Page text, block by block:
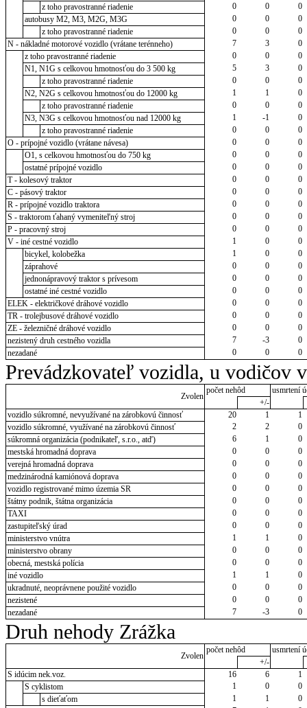
z toho pravostranné riadenie
0 0
0
autobusy M2, M3, M2G, M3G
0 0
0
z toho pravostranné riadenie
0 0
0
N - nákladné motorové vozidlo (vrátane terénneho)
7 3
0
z toho pravostranné riadenie
0 0
0
N1, N1G s celkovou hmotnosťou do 3 500 kg
5 3
0
z toho pravostranné riadenie
0 0
0
N2, N2G s celkovou hmotnosťou do 12000 kg
1 1
0
z toho pravostranné riadenie
0 0
0
N3, N3G s celkovou hmotnosťou nad 12000 kg
1 -1
0
z toho pravostranné riadenie
0 0
0
O - prípojné vozidlo (vrátane návesa)
0 0
0
O1, s celkovou hmotnosťou do 750 kg
0 0
0
ostatné prípojné vozidlo
0 0
0
T - kolesový traktor
0 0
0
C - pásový traktor
0 0
0
R - prípojné vozidlo traktora
0 0
0
S - traktorom ťahaný vymeniteľný stroj
0 0
0
P - pracovný stroj
0 0
0
V - iné cestné vozidlo
1 0
0
bicykel, kolobežka
1 0
0
záprahové
0 0
0
jednonápravový traktor s prívesom
0 0
0
ostatné iné cestné vozidlo
0 0
0
ELEK - električkové dráhové vozidlo
0 0
0
TR - trolejbusové dráhové vozidlo
0 0
0
ZE - železničné dráhové vozidlo
0 0
0
nezistený druh cestného vozidla
7 -3
0
nezadané
0 0 0
Prevádzkovateľ vozidla, u vodičov
Zvolen
počet nehôd
usmrtení
+/-
vozidlo súkromné, nevyužívané na zárobkovú činnosť
20 1
1
vozidlo súkromné, využívané na zárobkovú činnosť
2 2
0
súkromná organizácia (podnikateľ, s.r.o., atď)
6 1
0
mestská hromadná doprava
0 0
0
verejná hromadná doprava
0 0
0
medzinárodná kamiónová doprava
0 0
0
vozidlo registrované mimo územia SR
0 0
0
štátny podnik, štátna organizácia
0 0
0
TAXI
0 0
0
zastupiteľský úrad
0 0
0
ministerstvo vnútra
1 1
0
ministerstvo obrany
0 0
0
obecná, mestská polícia
0 0
0
iné vozidlo
1 1
0
ukradnuté, neoprávnene použité vozidlo
0 0
0
nezistené
0 0
0
nezadané
7 -3 0
Druh nehody Zrážka
Zvolen
počet nehôd
usmrtení
+/-
S idúcim nek.voz.
16 6
1
S cyklistom
1 0
0
s dieťaťom
1 1
0